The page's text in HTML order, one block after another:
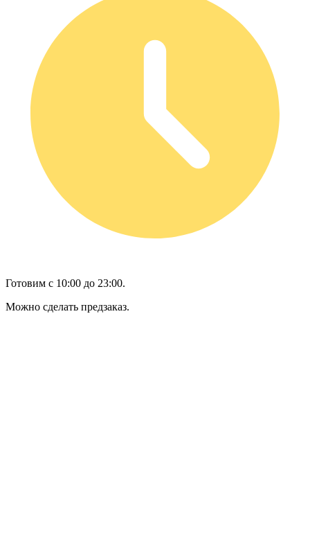
Готовим с 10:00 до 23:00.
Можно сделать предзаказ.